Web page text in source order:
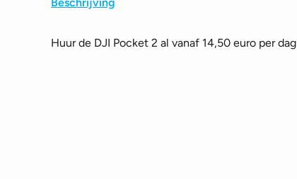
Huur de DJI Pocket 2 al vanaf 14,50 euro per dag